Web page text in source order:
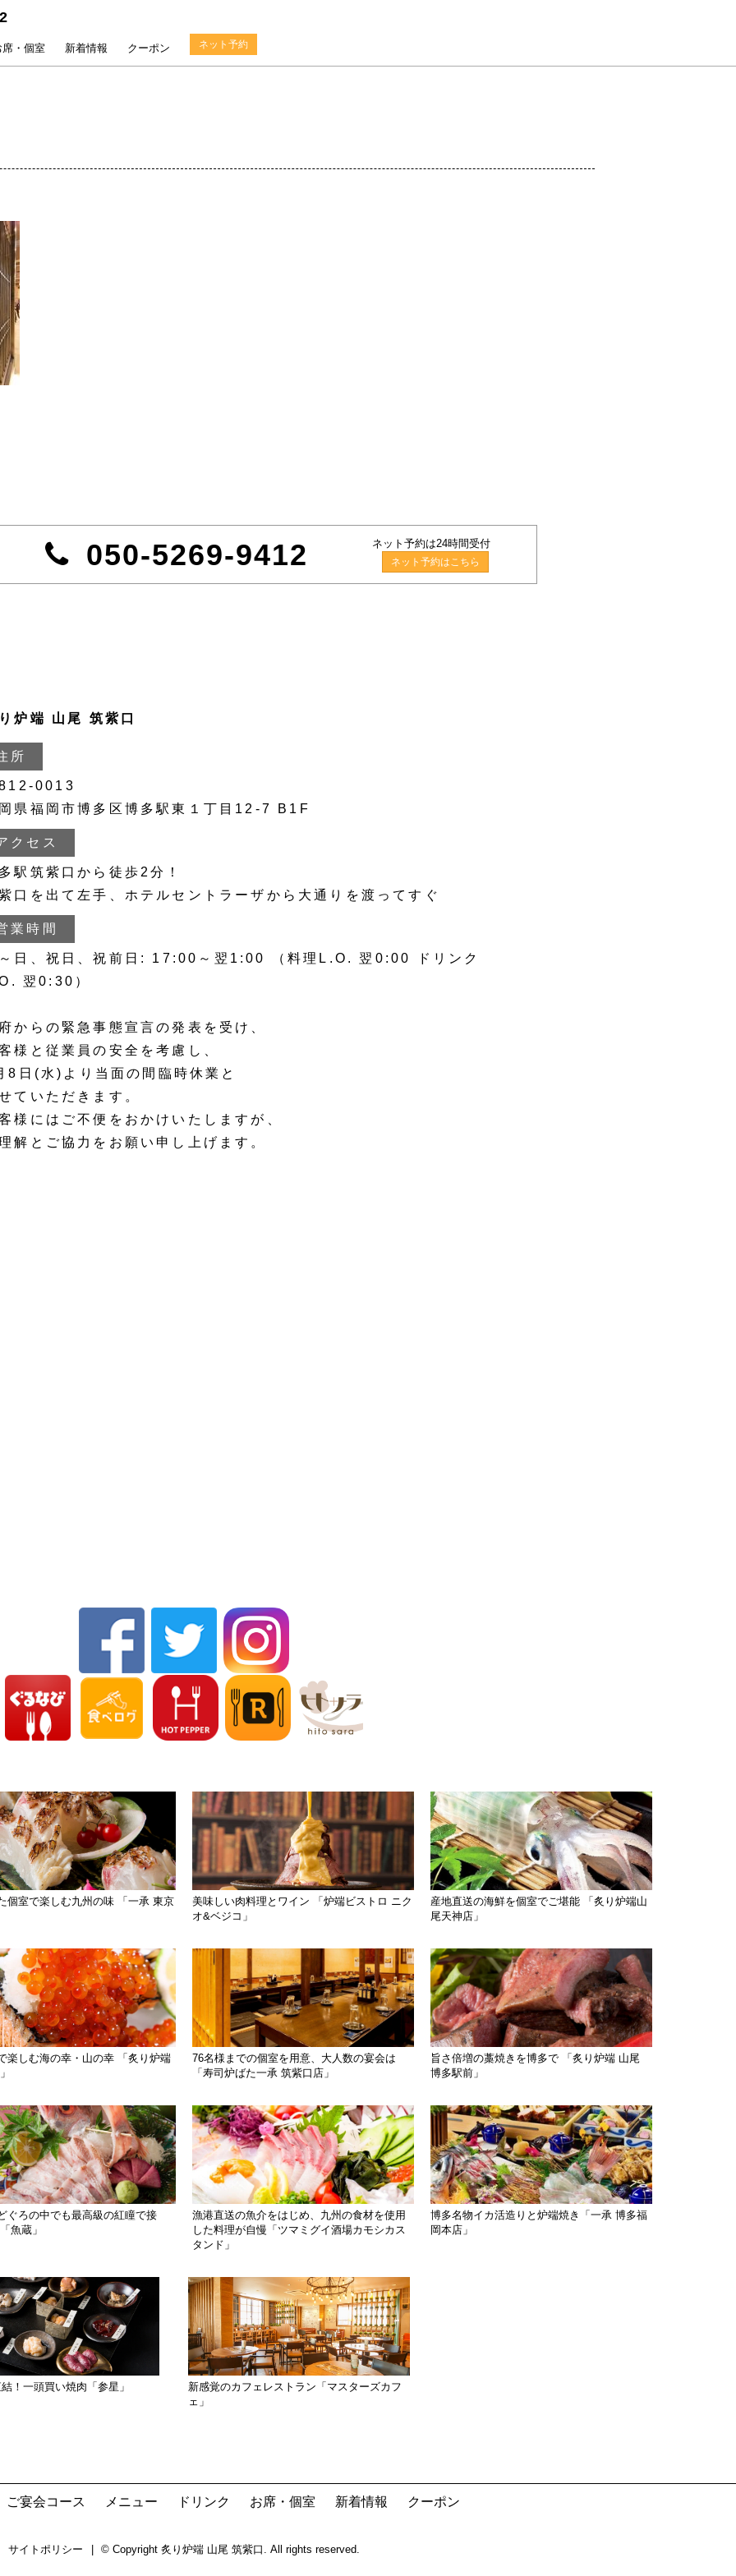
席・個室 新着情報 クーポン ネット予約
050-5269-9412 ネット予約は24時間受付
ネット予約はこちら
炉端 山尾 筑紫口
所
0013
県福岡市博多区博多駅東１丁目12-7 B1F
クセス
駅筑紫口から徒歩2分！
口を出て左手、ホテルセントラーザから大通りを渡ってすぐ
業時間
日、祝日、祝前日: 17:00～翌1:00 （料理L.O. 翌0:00 ドリンク
翌0:30）
からの緊急事態宣言の発表を受け、
様と従業員の安全を考慮し、
8日(水)より当面の間臨時休業と
ていただきます。
様にはご不便をおかけいたしますが、
解とご協力をお願い申し上げます。
個室で楽しむ九州の味 「一承 東京
美味しい肉料理とワイン 「炉端ビストロ ニク
オ&ベジコ」
産地直送の海鮮を個室でご堪能 「炙り炉端山
尾天神店」
楽しむ海の幸・山の幸 「炙り炉端
76名様までの個室を用意、大人数の宴会は
「寿司炉ばた一承 筑紫口店」
旨さ倍増の藁焼きを博多で 「炙り炉端 山尾
博多駅前」
ぐろの中でも最高級の紅瞳で接
魚蔵」
漁港直送の魚介をはじめ、九州の食材を使用
した料理が自慢「ツマミグイ酒場カモシカス
タンド」
博多名物イカ活造りと炉端焼き「一承 博多福
岡本店」
！一頭買い焼肉「参星」
新感覚のカフェレストラン「マスターズカフ
ェ」
ご宴会コース メニュー ドリンク お席・個室 新着情報 クーポン
サイトポリシー © Copyright 炙り炉端 山尾 筑紫口. All rights reserved.